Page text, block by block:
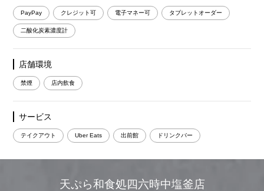
PayPay クレジット可 電子マネー可 タブレットオーダー
二酸化炭素濃度計
店舗環境
禁煙 店内飲食
サービス
テイクアウト Uber Eats 出前館 ドリンクバー
天ぷら和食処四六時中塩釜店